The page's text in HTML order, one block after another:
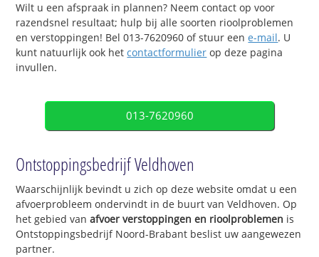
Wilt u een afspraak in plannen? Neem contact op voor
razendsnel resultaat; hulp bij alle soorten rioolproblemen
en verstoppingen! Bel 013-7620960 of stuur eene-mail. U
kunt natuurlijk ook hetcontactformulier op deze pagina
invullen.
013-7620960
Ontstoppingsbedrijf Veldhoven
Waarschijnlijk bevindt u zich op deze website omdat u een
afvoerprobleem ondervindt in de buurt van Veldhoven. Op
het gebied vanafvoer verstoppingen en rioolproblemen is
Ontstoppingsbedrijf Noord-Brabant beslist uw aangewezen
partner.